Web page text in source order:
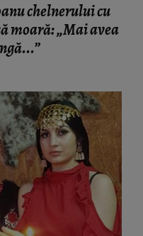
chelnerului cu
moară: „Mai avea